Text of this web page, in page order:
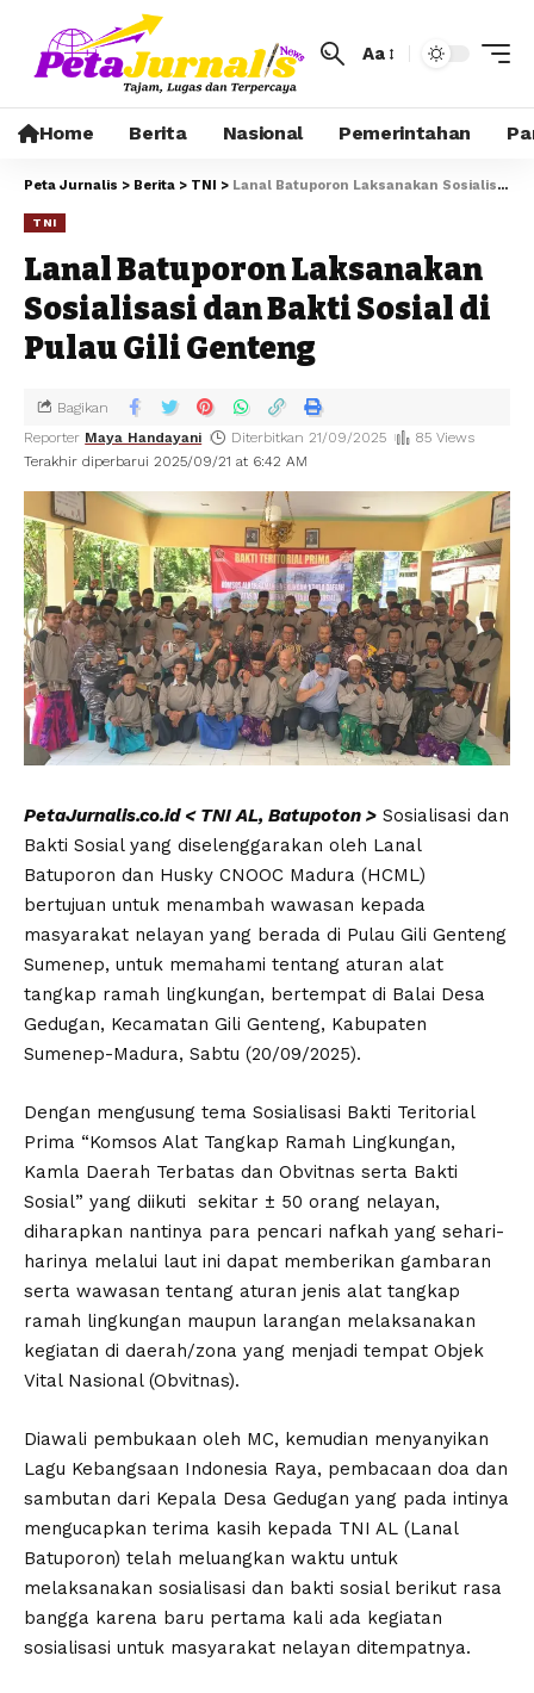
Aa
Home Berita Nasional Pemerintahan
Peta Jurnalis > Berita > TNI > Lanal Batuporon Laksanakan Sosialisasi dan Bakti Sosial di Pulau Gili Genteng
TNI
Lanal Batuporon Laksanakan
Sosialisasi dan Bakti Sosial di
Pulau Gili Genteng
Terakhir diperbarui 2025/09/21 at 6:42 AM
Reporter Maya Handayani Diterbitkan 21/09/2025 85 Views
Bagikan
PetaJurnalis.co.id < TNI AL, Batupoton > Sosialisasi dan
Bakti Sosial yang diselenggarakan oleh Lanal
Batuporon dan Husky CNOOC Madura (HCML)
bertujuan untuk menambah wawasan kepada
masyarakat nelayan yang berada di Pulau Gili Genteng
Sumenep, untuk memahami tentang aturan alat
tangkap ramah lingkungan, bertempat di Balai Desa
Gedugan, Kecamatan Gili Genteng, Kabupaten
Sumenep-Madura, Sabtu (20/09/2025).
Dengan mengusung tema Sosialisasi Bakti Teritorial
Prima “Komsos Alat Tangkap Ramah Lingkungan,
Kamla Daerah Terbatas dan Obvitnas serta Bakti
Sosial” yang diikuti sekitar ± 50 orang nelayan,
diharapkan nantinya para pencari nafkah yang sehari-
harinya melalui laut ini dapat memberikan gambaran
serta wawasan tentang aturan jenis alat tangkap
ramah lingkungan maupun larangan melaksanakan
kegiatan di daerah/zona yang menjadi tempat Objek
Vital Nasional (Obvitnas).
Diawali pembukaan oleh MC, kemudian menyanyikan
Lagu Kebangsaan Indonesia Raya, pembacaan doa dan
sambutan dari Kepala Desa Gedugan yang pada intinya
mengucapkan terima kasih kepada TNI AL (Lanal
Batuporon) telah meluangkan waktu untuk
melaksanakan sosialisasi dan bakti sosial berikut rasa
bangga karena baru pertama kali ada kegiatan
sosialisasi untuk masyarakat nelayan ditempatnya.